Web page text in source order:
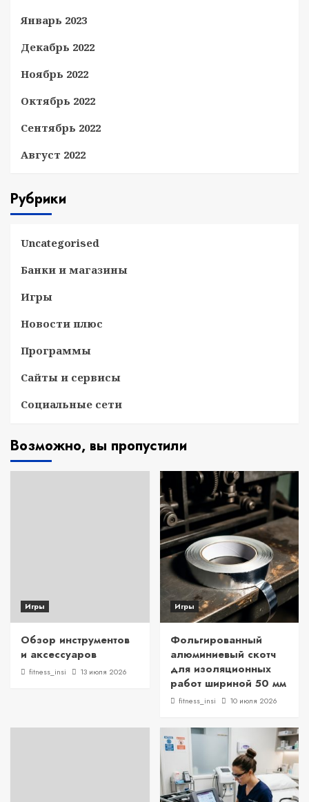
Январь 2023
Декабрь 2022
Ноябрь 2022
Октябрь 2022
Сентябрь 2022
Август 2022
Рубрики
Uncategorised
Банки и магазины
Игры
Новости плюс
Программы
Сайты и сервисы
Социальные сети
Возможно, вы пропустили
Игры
Обзор инструментов
и аксессуаров
fitness_insi 13 июля 2026
Игры
Фольгированный
алюминиевый скотч
для изоляционных
работ шириной 50 мм
fitness_insi 10 июля 2026